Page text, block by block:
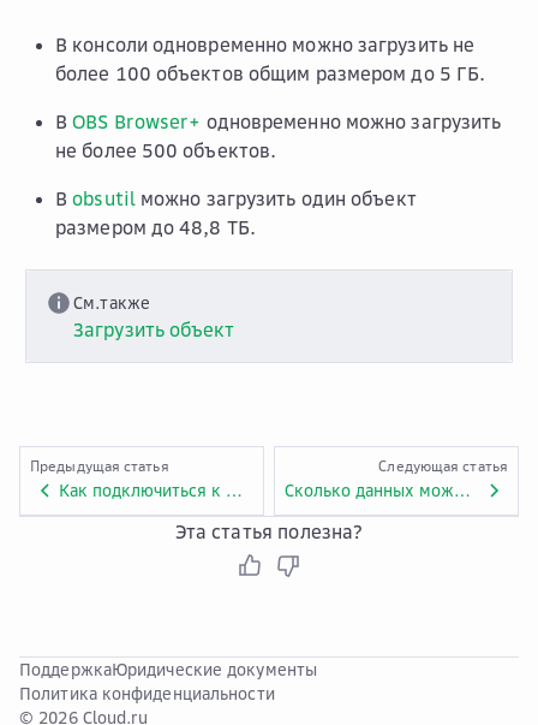
В консоли одновременно можно загрузить не
более 100 объектов общим размером до 5 ГБ.
ВOBS Browser+ одновременно можно загрузить
не более 500 объектов.
Вobsutilможно загрузить один объект
размером до 48,8 ТБ.
См.также
Загрузить объект
Предыдущая статья
Как подключиться к OBS в Ubuntu?
Следующая статья
Сколько данных можно хранить в OBS?
Эта статья полезна?
ПоддержкаЮридические документы
Политика конфиденциальности
© 2026 Cloud.ru